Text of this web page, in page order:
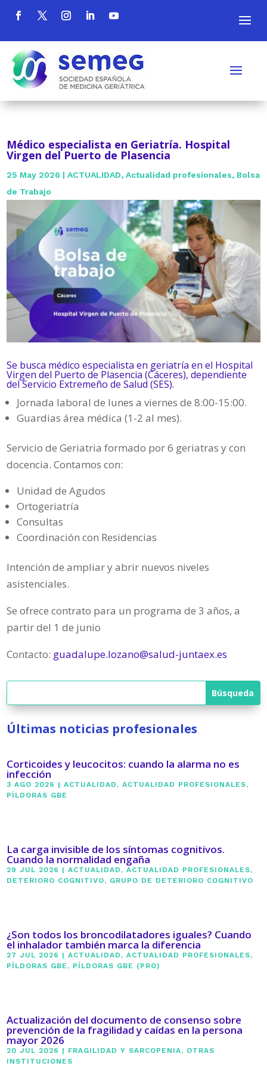
Médico especialista en Geriatría. Hospital
Virgen del Puerto de Plasencia
25 May 2026 |ACTUALIDAD,Actualidad profesionales, Bolsa
de Trabajo
Se busca médico especialista en geriatría en el Hospital
Virgen del Puerto de Plasencia (Cáceres), dependiente
del Servicio Extremeño de Salud (SES).
Jornada laboral de lunes a viernes de 8:00-15:00.
Guardias área médica (1-2 al mes).
Servicio de Geriatria formado por 6 geriatras y con
docencia. Contamos con:
Unidad de Agudos
Ortogeriatría
Consultas
Coordinación con Residencias
Intención de ampliar y abrir nuevos niveles
asistenciales.
Se ofrece contrato para un programa de 3 años, a
partir del 1 de junio
Contacto: guadalupe.lozano@salud-juntaex.es
Últimas noticias profesionales
Corticoides y leucocitos: cuando la alarma no es
infección
3 AGO 2026 |ACTUALIDAD ,ACTUALIDAD PROFESIONALES,
PÍLDORAS GBE
La carga invisible de los síntomas cognitivos.
Cuando la normalidad engaña
29 JUL 2026 |ACTUALIDAD ,ACTUALIDAD PROFESIONALES,
DETERIORO COGNITIVO, GRUPO DE DETERIORO COGNITIVO
¿Son todos los broncodilatadores iguales? Cuando
el inhalador también marca la diferencia
27 JUL 2026 |ACTUALIDAD ,ACTUALIDAD PROFESIONALES,
PÍLDORAS GBE , PÍLDORAS GBE (PRO)
Actualización del documento de consenso sobre
prevención de la fragilidad y caídas en la persona
mayor 2026
20 JUL 2026 | FRAGILIDAD Y SARCOPENIA, OTRAS
INSTITUCIONES